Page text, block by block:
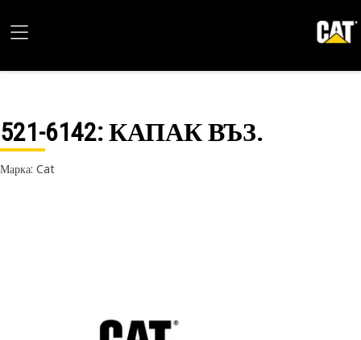
521-6142: КАПАК ВЪЗ.
Марка: Cat